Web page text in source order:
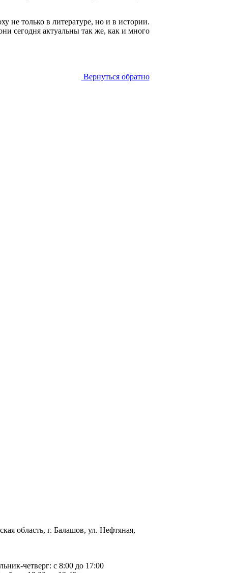
не только в литературе, но и в истории.
сегодня актуальны так же, как и много
Вернуться обратно
область, г. Балашов, ул. Нефтяная,
четверг: с 8:00 до 17:00